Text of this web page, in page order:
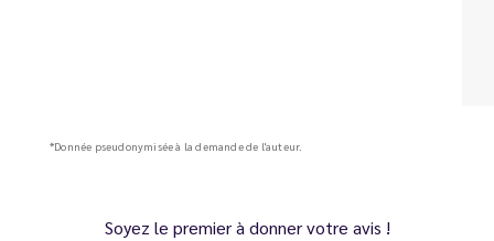
*Donnée pseudonymisée à la demande de l'auteur.
Soyez le premier à donner votre avis !